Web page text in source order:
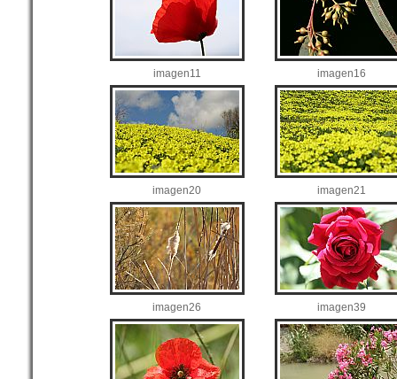
imagen11 imagen16
imagen20 imagen21
imagen26 imagen39